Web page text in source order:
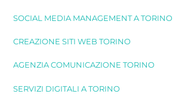
SOCIAL MEDIA MANAGEMENT A TORINO
CREAZIONE SITI WEB TORINO
AGENZIA COMUNICAZIONE TORINO
SERVIZI DIGITALI A TORINO